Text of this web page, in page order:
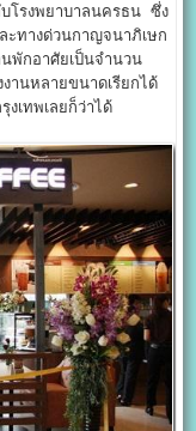
โรงพยาบาลนครธน ซึ่ง
ะทางด่วนกาญจนาภิเษก
พักอาศัยเป็นจำนวน
นหลายขนาดเรียกได้
งเทพเลยก็ว่าได้